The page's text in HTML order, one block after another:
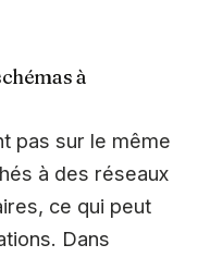
à
pas sur le même
à des réseaux
ce qui peut
Dans